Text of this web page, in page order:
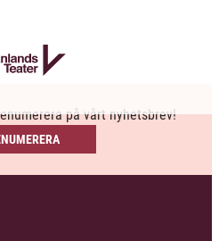
på vårt nyhetsbrev!